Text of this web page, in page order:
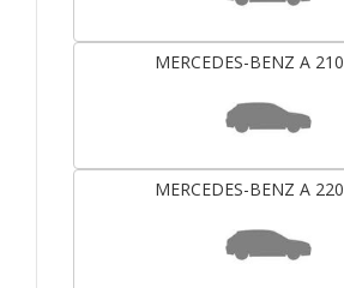
MERCEDES-BENZ A 210
MERCEDES-BENZ A 220